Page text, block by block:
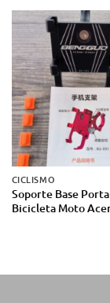
CICLISMO
Soporte Base
Bicicleta Moto